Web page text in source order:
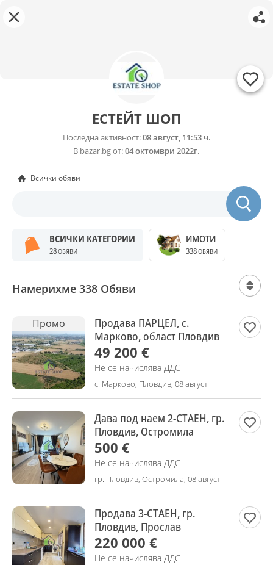
ЕСТЕЙТ ШОП
Последна активност:08 август, 11:53 ч.
В bazar.bg от:04 октомври 2022г.
Всички обяви
ВСИЧКИ КАТЕГОРИИ
28ОБЯВИ
ИМОТИ
338ОБЯВИ
Намерихме 338 Обяви
Промо
Продава ПАРЦЕЛ, с.
Марково, област Пловдив
49 200 €
Не се начислява ДДС
с. Марково, Пловдив, 08 август
Дава под наем 2-СТАЕН, гр.
Пловдив, Остромила
500 €
Не се начислява ДДС
гр. Пловдив, Остромила, 08 август
Продава 3-СТАЕН, гр.
Пловдив, Прослав
220 000 €
Не се начислява ДДС